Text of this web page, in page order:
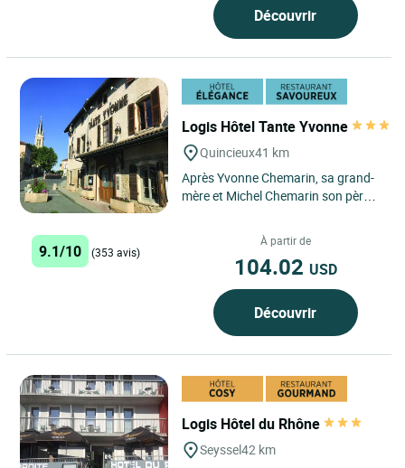
Découvrir
Logis Hôtel Tante Yvonne
Quincieux41 km
Après Yvonne Chemarin, sa grand-
mère et Michel Chemarin son père,
formé par nos grands...
9.1/10 (353 avis)
À partir de
104.02 USD
Découvrir
Logis Hôtel du Rhône
Seyssel42 km